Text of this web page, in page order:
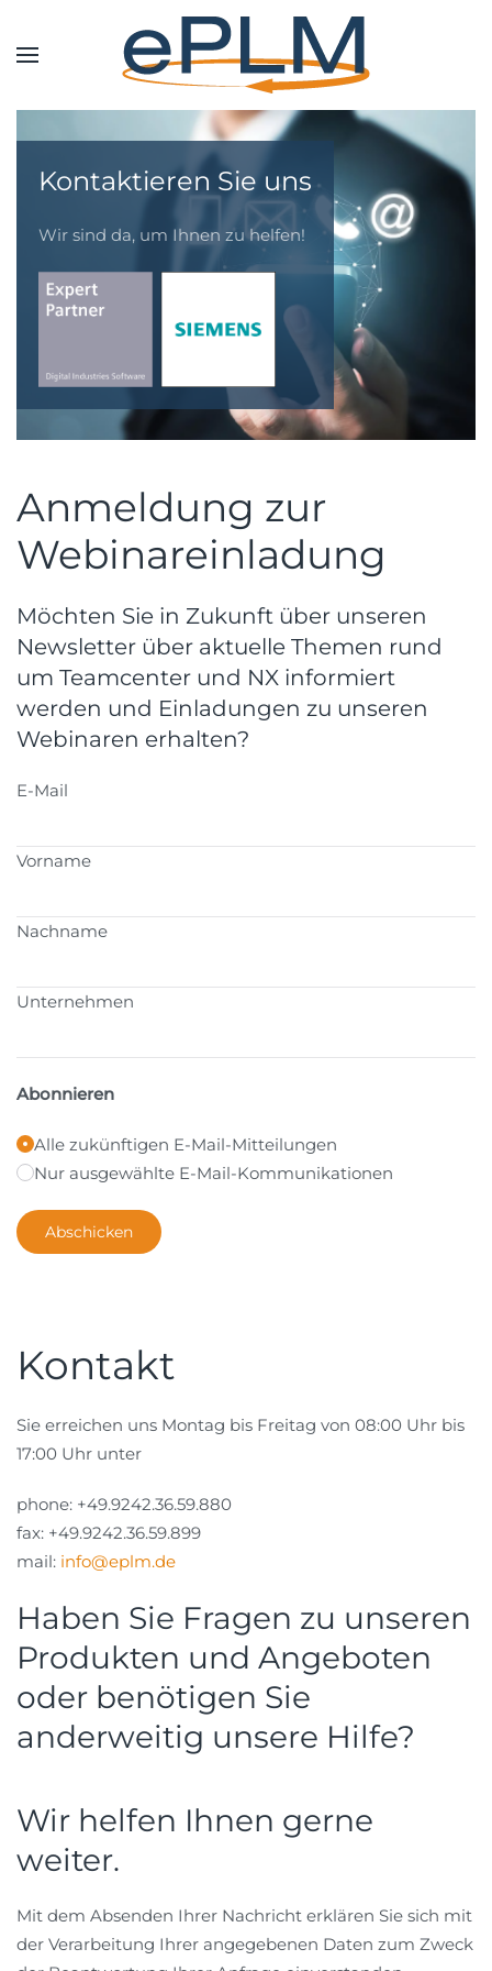
Kontaktieren Sie uns
Wir sind da, um Ihnen zu helfen!
Anmeldung zur
Webinareinladung
Möchten Sie in Zukunft über unseren
Newsletter über aktuelle Themen rund
um Teamcenter und NX informiert
werden und Einladungen zu unseren
Webinaren erhalten?
E-Mail
Vorname
Nachname
Unternehmen
Abonnieren
Alle zukünftigen E-Mail-Mitteilungen
Nur ausgewählte E-Mail-Kommunikationen
Kontakt
Sie erreichen uns Montag bis Freitag von 08:00 Uhr bis
17:00 Uhr unter
phone: +49.9242.36.59.880
fax: +49.9242.36.59.899
mail: info@eplm.de
Haben Sie Fragen zu unseren
Produkten und Angeboten
oder benötigen Sie
anderweitig unsere Hilfe?
Wir helfen Ihnen gerne
weiter.
Mit dem Absenden Ihrer Nachricht erklären Sie sich mit
der Verarbeitung Ihrer angegebenen Daten zum Zweck